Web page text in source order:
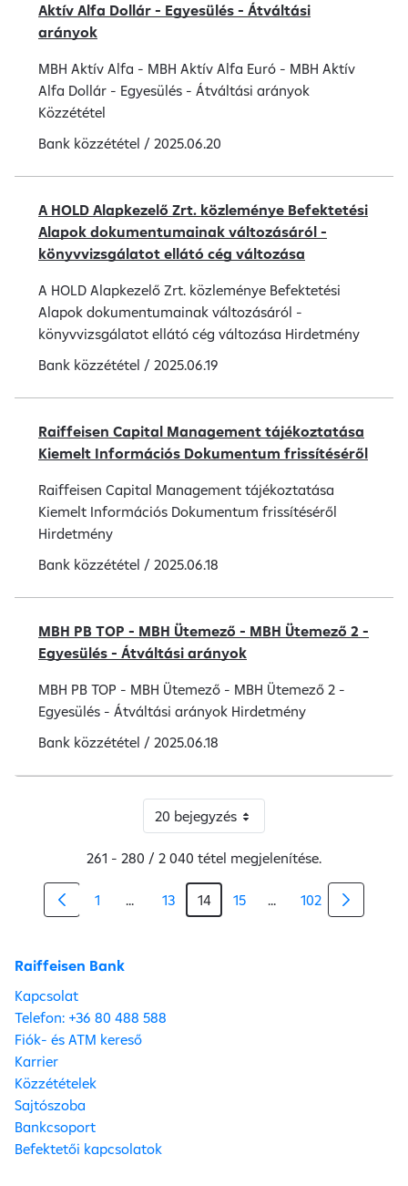
Aktív Alfa Dollár - Egyesülés - Átváltási
arányok
MBH Aktív Alfa - MBH Aktív Alfa Euró - MBH Aktív
Alfa Dollár - Egyesülés - Átváltási arányok
Közzététel
Bank közzététel / 2025.06.20
A HOLD Alapkezelő Zrt. közleménye Befektetési
Alapok dokumentumainak változásáról -
könyvvizsgálatot ellátó cég változása
A HOLD Alapkezelő Zrt. közleménye Befektetési
Alapok dokumentumainak változásáról -
könyvvizsgálatot ellátó cég változása Hirdetmény
Bank közzététel / 2025.06.19
Raiffeisen Capital Management tájékoztatása
Kiemelt Információs Dokumentum frissítéséről
Raiffeisen Capital Management tájékoztatása
Kiemelt Információs Dokumentum frissítéséről
Hirdetmény
Bank közzététel / 2025.06.18
MBH PB TOP - MBH Ütemező - MBH Ütemező 2 -
Egyesülés - Átváltási arányok
MBH PB TOP - MBH Ütemező - MBH Ütemező 2 -
Egyesülés - Átváltási arányok Hirdetmény
Bank közzététel / 2025.06.18
20 bejegyzés
261 - 280 / 2 040 tétel megjelenítése.
1 ...Köztes oldalak Navigáljon a TAB
13 14 15 ...Köztes oldalak
102
Raiffeisen Bank
Kapcsolat
Telefon: +36 80 488 588
Fiók- és ATM kereső
Karrier
Közzétételek
Sajtószoba
Bankcsoport
Befektetői kapcsolatok